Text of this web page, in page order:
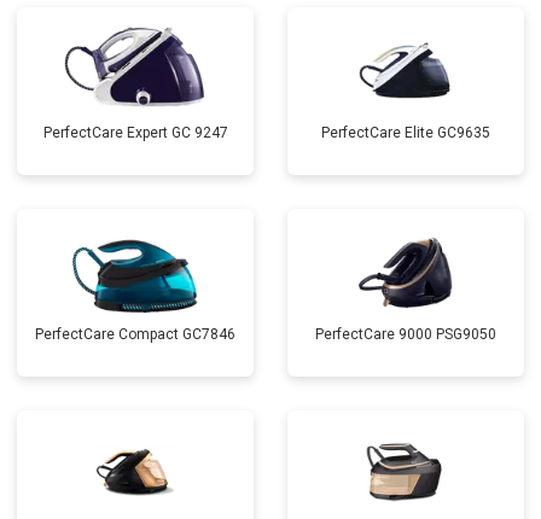
PerfectCare Expert GC 9247 PerfectCare Elite GC9635
PerfectCare Compact GC7846 PerfectCare 9000 PSG9050